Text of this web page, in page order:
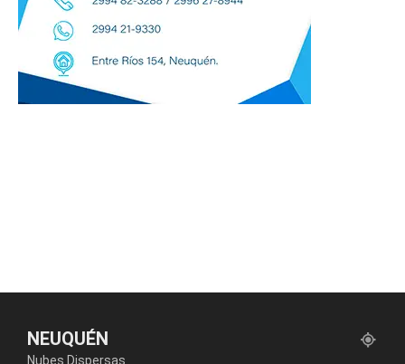
NEUQUÉN
Nubes Dispersas